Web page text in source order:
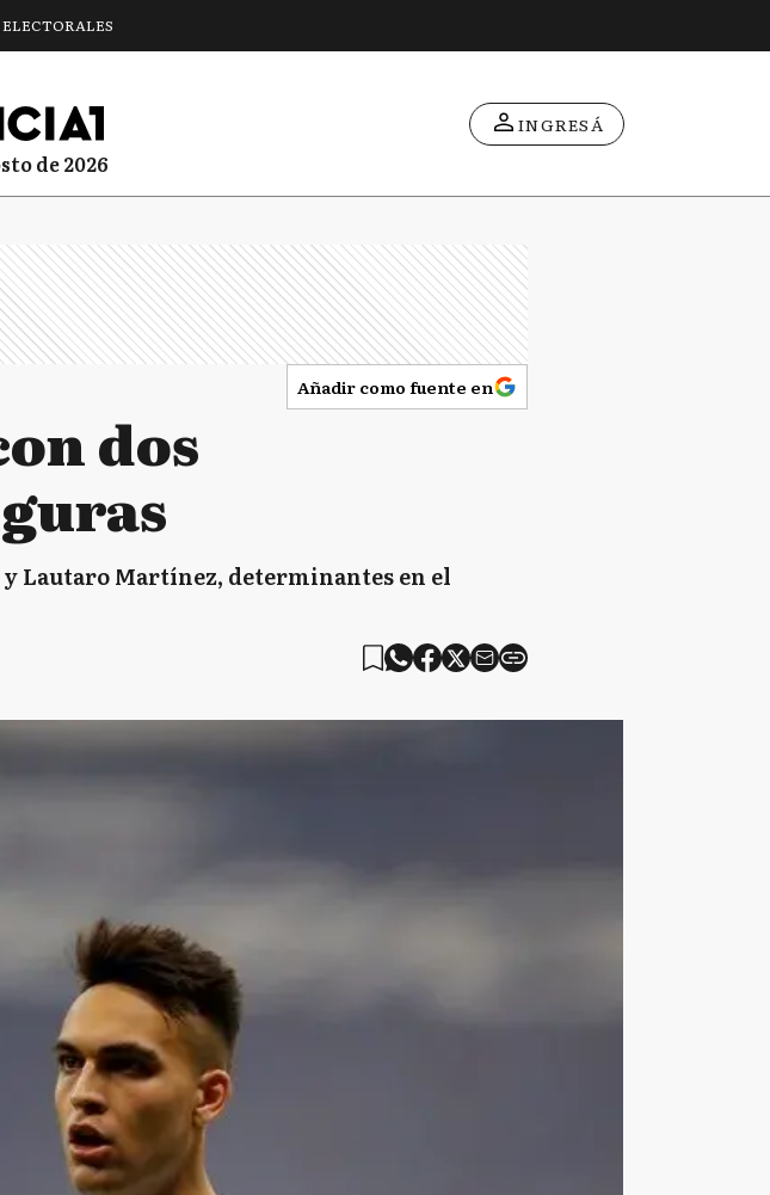
de 2026
INGRESÁ
Añadir como fuente en
dos
y Lautaro Martínez, determinantes en el